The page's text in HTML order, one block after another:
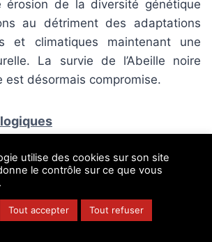
érosion de la diversité génétique
au détriment des adaptations
et climatiques maintenant une
La survie de l’Abeille noire
est désormais compromise.
utilise des cookies sur son site
le contrôle sur ce que vous
Tout accepter Tout refuser